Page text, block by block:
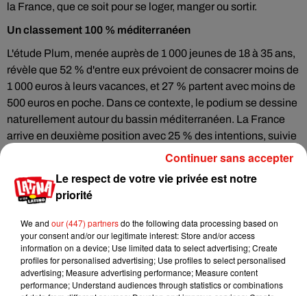
la France, que ce soit pour se loger, manger ou sortir.
Un classement 100 % méditerranéen
L'étude Plum, menée auprès de 1 000 jeunes de 18 à 35 ans,
révèle que 52 % d'entre eux prévoient de consacrer moins de
1 000 euros à leurs vacances, et 27 % partent avec moins de
500 euros en poche. Dans ce contexte, le podium se dessine
naturellement autour du bassin méditerranéen. La France
arrive en deuxième position avec 25 % des intentions, suivie
de l'Italie (13 %) — pâtes, pizzas et côtes à couper le souffle.
de la Grèce (4 %), qui séduit par ses monuments et ses
plages immaculées.
L'Espagne, ça se mérite — et ça se prépare
Si vous n'avez pas encore réservé, il est encore temps de
s'organiser. Ibiza pour les amateurs de musique latin house
et de couchers de soleil légendaires, la Costa Brava pour les
Le respect de votre vie privée est notre
priorité
We and our (447) partnersdo the following data processing based on
your consent and/or our legitimate interest: Store and/or access
information on a device; Use limited data to select advertising; Create
profiles for personalised advertising; Use profiles to select personalised
advertising; Measure advertising performance; Measure content
performance; Understand audiences through statistics or combinations
Continuer sans accepter